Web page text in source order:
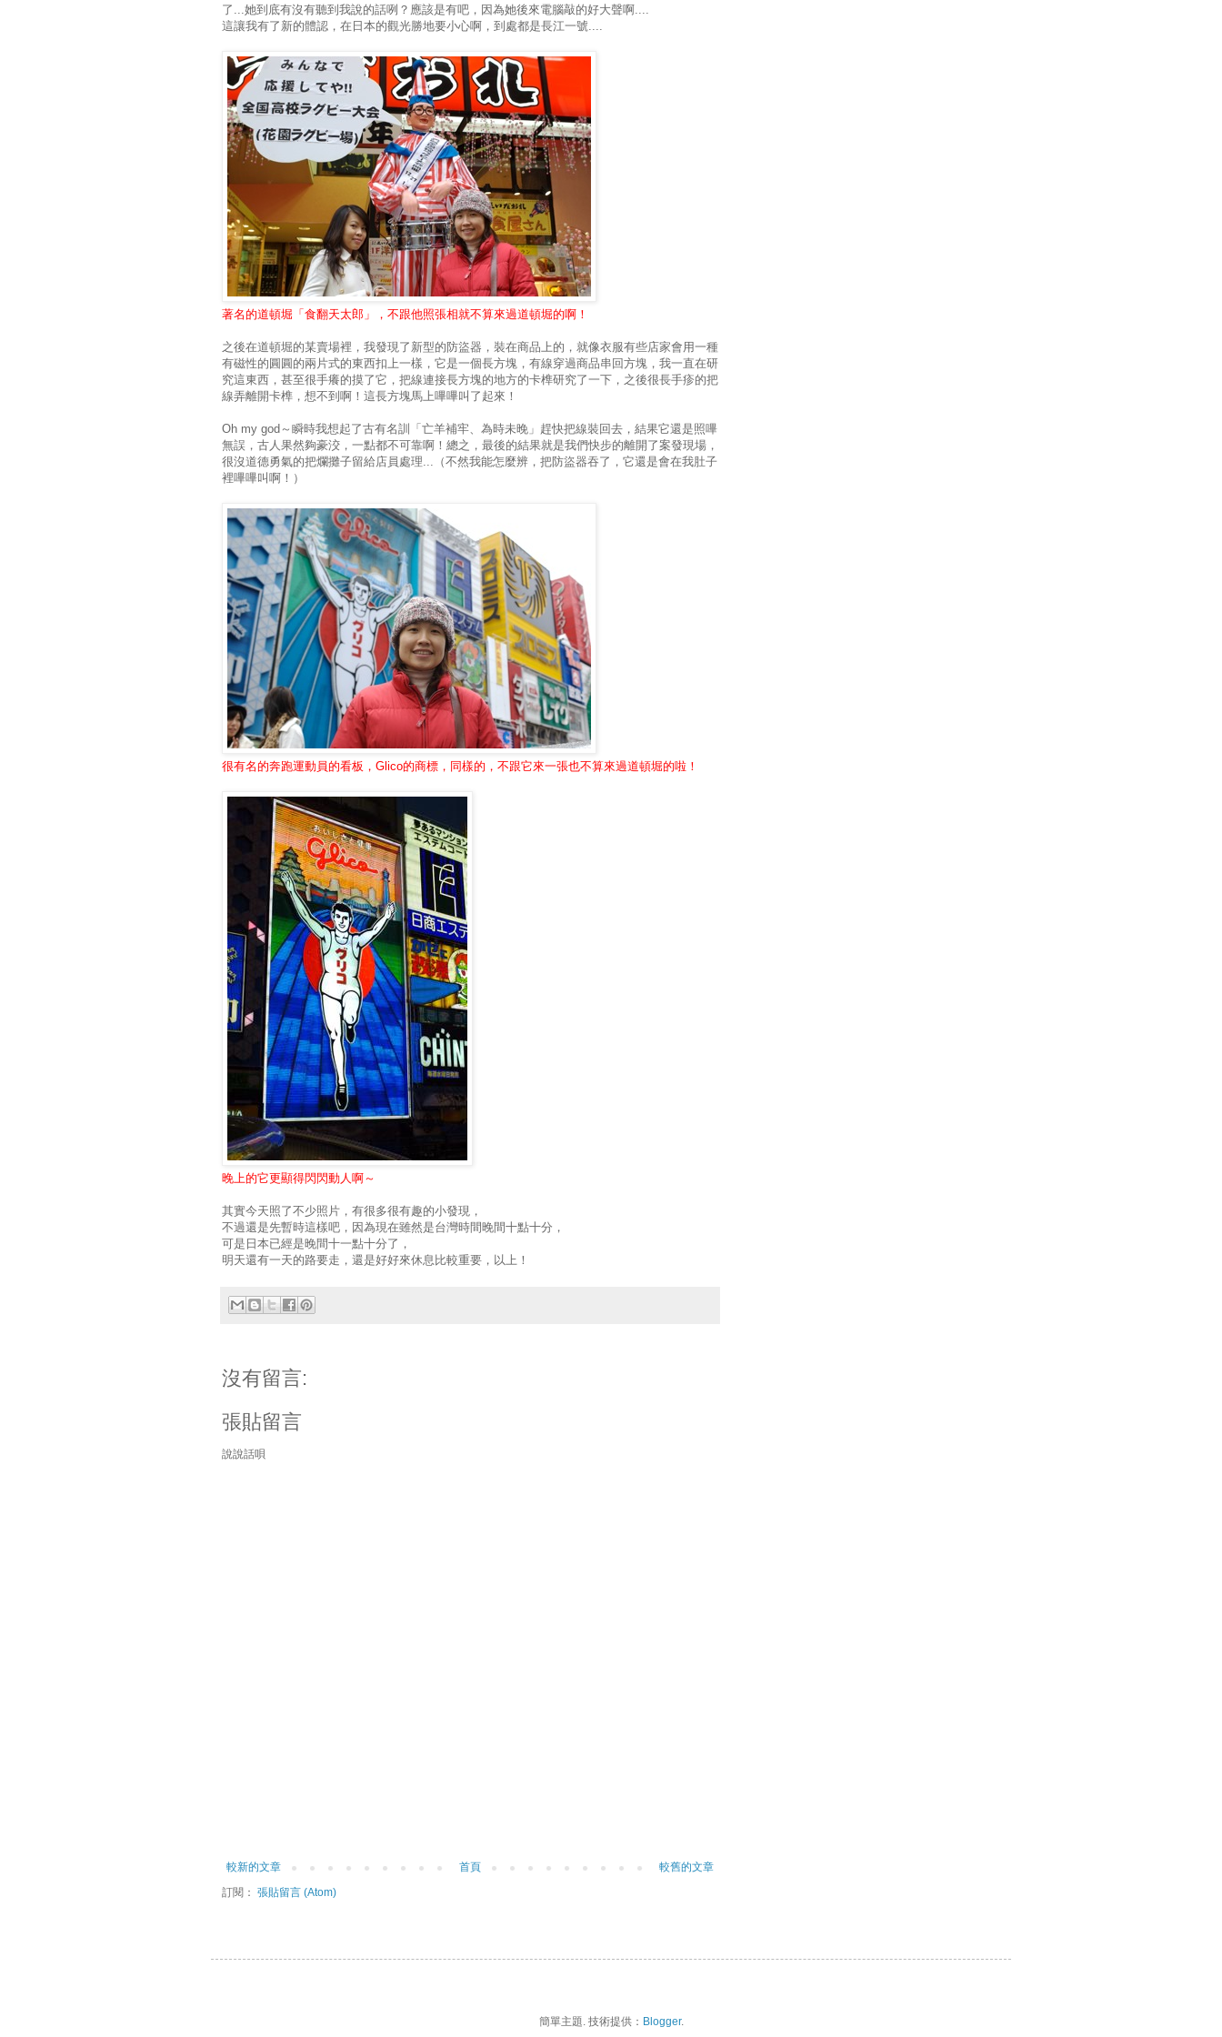
了...她到底有沒有聽到我說的話咧？應該是有吧，因為她後來電腦敲的好大聲啊....
這讓我有了新的體認，在日本的觀光勝地要小心啊，到處都是長江一號....
著名的道頓堀「食翻天太郎」，不跟他照張相就不算來過道頓堀的啊！
之後在道頓堀的某賣場裡，我發現了新型的防盜器，裝在商品上的，就像衣服有些店家會用一種
有磁性的圓圓的兩片式的東西扣上一樣，它是一個長方塊，有線穿過商品串回方塊，我一直在研
究這東西，甚至很手癢的摸了它，把線連接長方塊的地方的卡榫研究了一下，之後很長手疹的把
線弄離開卡榫，想不到啊！這長方塊馬上嗶嗶叫了起來！
Oh my god～瞬時我想起了古有名訓「亡羊補牢、為時未晚」趕快把線裝回去，結果它還是照嗶
無誤，古人果然夠豪洨，一點都不可靠啊！總之，最後的結果就是我們快步的離開了案發現場，
很沒道德勇氣的把爛攤子留給店員處理...（不然我能怎麼辨，把防盜器吞了，它還是會在我肚子
裡嗶嗶叫啊！）
很有名的奔跑運動員的看板，Glico的商標，同樣的，不跟它來一張也不算來過道頓堀的啦！
晚上的它更顯得閃閃動人啊～
其實今天照了不少照片，有很多很有趣的小發現，
不過還是先暫時這樣吧，因為現在雖然是台灣時間晚間十點十分，
可是日本已經是晚間十一點十分了，
明天還有一天的路要走，還是好好來休息比較重要，以上！
沒有留言:
張貼留言
說說話唄
較新的文章 較舊的文章
首頁
訂閱： 張貼留言 (Atom)
簡單主題. 技術提供： Blogger.